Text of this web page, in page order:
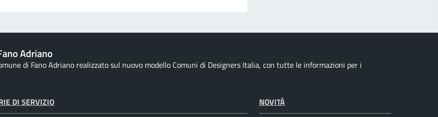
Adriano
di Fano Adriano realizzato sul nuovo modello Comuni di Designers Italia, con tutte le informazioni per i
DI SERVIZIO NOVITÀ